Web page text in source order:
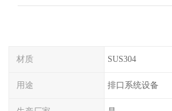
材质 SUS304
用途 排口系统设备